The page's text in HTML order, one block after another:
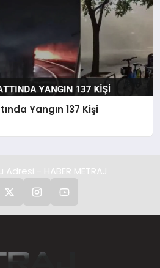
Yangın 137 Kişi
- HABER METRAJ